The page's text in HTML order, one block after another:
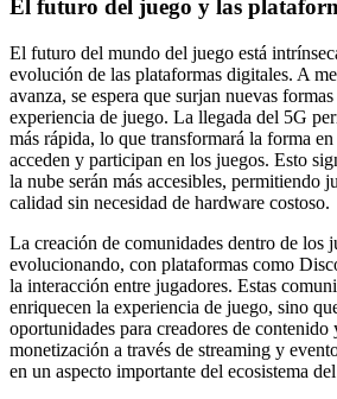
El futuro del juego y las
El futuro del mundo del juego está
evolución de las plataformas digitales. A
avanza, se espera que surjan nuevas
experiencia de juego. La llegada del 5G
más rápida, lo que transformará la forma
acceden y participan en los juegos. Esto
la nube serán más accesibles, permitiendo
calidad sin necesidad de hardware costoso.
La creación de comunidades dentro de los
evolucionando, con plataformas como
la interacción entre jugadores. Estas
enriquecen la experiencia de juego, sino
oportunidades para creadores de contenido
monetización a través de streaming y
en un aspecto importante del ecosistema